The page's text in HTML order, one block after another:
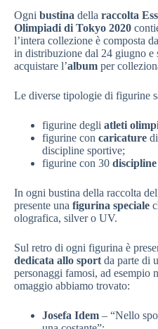
Ogni bustina della raccolta
Olimpiadi di Tokyo 2020
l’intera collezione è composta
in distribuzione dal 24 giugno e
acquistare l’album per
Le diverse tipologie di figurine
figurine degli atleti
figurine con caricature
discipline sportive;
figurine con 30 discipline
In ogni bustina della raccolta
presente una figurina speciale
olografica, silver o UV.
Sul retro di ogni figurina è
dedicata allo sport da parte di
personaggi famosi, ad esempio
omaggio abbiamo trovato:
Josefa Idem – “Nello